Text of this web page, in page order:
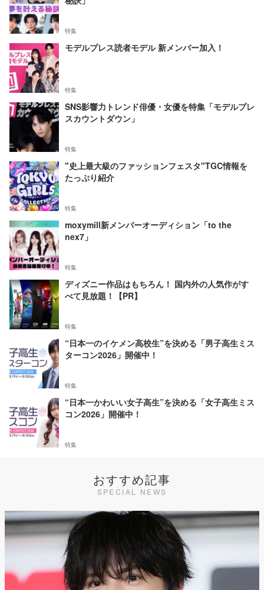
特集
モデルプレス読者モデル 新メンバー加入！
特集
SNS影響力トレンド俳優・女優を特集「モデルプレ
スカウントダウン」
特集
"史上最大級のファッションフェスタ"TGC情報を
たっぷり紹介
特集
moxymill新メンバーオーディション「to the
nex7」
特集
ディズニー作品はもちろん！ 国内外の人気作がす
べて見放題！【PR】
特集
“日本一のイケメン高校生”を決める「男子高生ミス
ターコン2026」開催中！
特集
“日本一かわいい女子高生”を決める「女子高生ミス
コン2026」開催中！
特集
おすすめ記事
SPECIAL NEWS